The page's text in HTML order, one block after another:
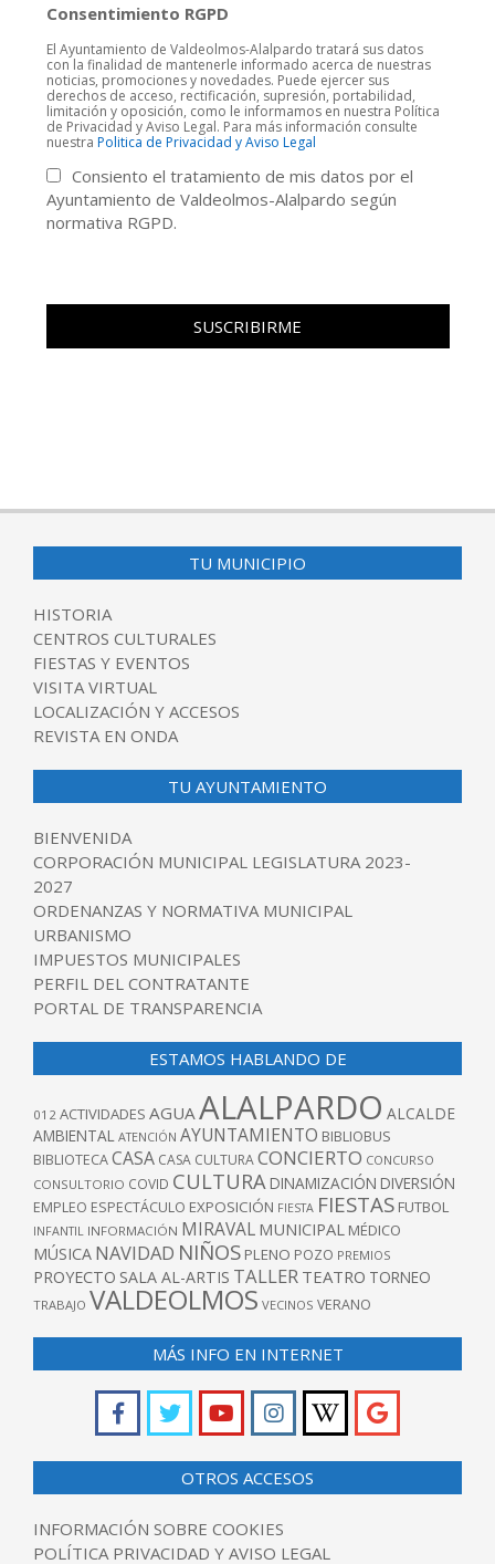
Consentimiento RGPD
El Ayuntamiento de Valdeolmos-Alalpardo tratará sus datos
con la finalidad de mantenerle informado acerca de nuestras
noticias, promociones y novedades. Puede ejercer sus
derechos de acceso, rectificación, supresión, portabilidad,
limitación y oposición, como le informamos en nuestra Política
de Privacidad y Aviso Legal. Para más información consulte
nuestra Politica de Privacidad y Aviso Legal
Consiento el tratamiento de mis datos por el
Ayuntamiento de Valdeolmos-Alalpardo según
normativa RGPD.
TU MUNICIPIO
HISTORIA
CENTROS CULTURALES
FIESTAS Y EVENTOS
VISITA VIRTUAL
LOCALIZACIÓN Y ACCESOS
REVISTA EN ONDA
TU AYUNTAMIENTO
BIENVENIDA
CORPORACIÓN MUNICIPAL LEGISLATURA 2023-
2027
ORDENANZAS Y NORMATIVA MUNICIPAL
URBANISMO
IMPUESTOS MUNICIPALES
PERFIL DEL CONTRATANTE
PORTAL DE TRANSPARENCIA
ESTAMOS HABLANDO DE
012 ACTIVIDADES AGUAALALPARDO ALCALDE
AMBIENTAL ATENCIÓN AYUNTAMIENTO BIBLIOBUS
BIBLIOTECACASA CASA CULTURACONCIERTO CONCURSO
CONSULTORIO COVID CULTURA DINAMIZACIÓN DIVERSIÓN
EMPLEO ESPECTÁCULO EXPOSICIÓN FIESTA FIESTAS FUTBOL
INFANTIL INFORMACIÓN MIRAVAL MUNICIPAL MÉDICO
MÚSICA NAVIDAD NIÑOS PLENO POZO PREMIOS
PROYECTO SALA AL-ARTIS TALLER TEATRO TORNEO
TRABAJO VALDEOLMOS VECINOS VERANO
MÁS INFO EN INTERNET
OTROS ACCESOS
INFORMACIÓN SOBRE COOKIES
POLÍTICA PRIVACIDAD Y AVISO LEGAL